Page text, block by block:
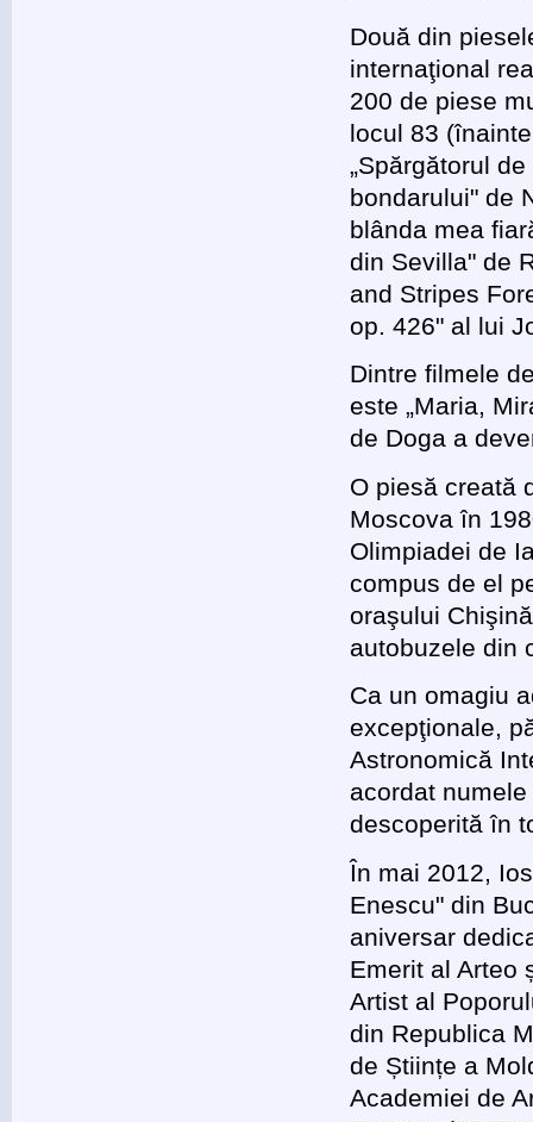
Două din
internaţional
200 de piese
locul 83
„Spărgătorul
bondarului" de
blânda mea
din Sevilla" de
and Stripes
op. 426" al lui
Dintre filmele
este „Maria,
de Doga a
O piesă creată
Moscova în
Olimpiadei de
compus de el
oraşului
autobuzele din
Ca un omagiu
excepţionale,
Astronomică
acordat
descoperită în
În mai 2012,
Enescu" din
aniversar
Emerit al Arteo
Artist al
din Republica
de Științe a
Academiei de